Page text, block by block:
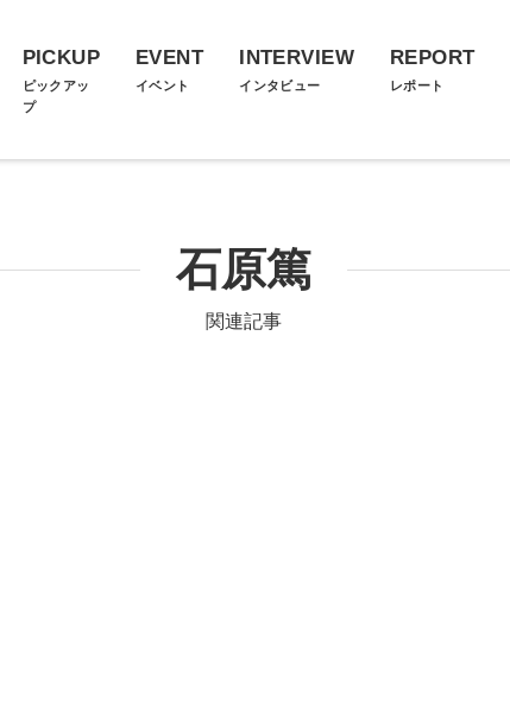
PICKUP
ピックアッ
プ
EVENT
イベント
INTERVIEW
インタビュー
REPORT
レポート
石原篤
関連記事